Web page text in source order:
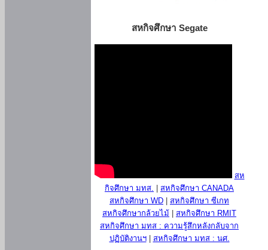
สหกิจศึกษา Segate
สห
กิจศึกษา มทส.
สหกิจศึกษา CANADA
สหกิจศึกษา WD
สหกิจศึกษา ซีเกท
สหกิจศึกษากล้วยไม้
สหกิจศึกษา RMIT
สหกิจศึกษา มทส : ความรู้สึกหลังกลับจาก
ปฏิบัติงานฯ| สหกิจศึกษา มทส : นศ.